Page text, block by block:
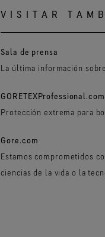
VISITAR
Sala de prensa
La última información
GORETEXProfessional.com
Protección extrema para
Gore.com
Estamos comprometidos
ciencias de la vida o la